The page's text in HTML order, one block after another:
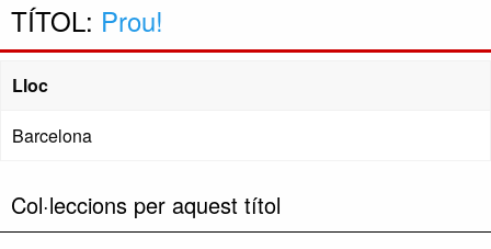
TÍTOL: Prou!
Lloc
Barcelona
Col·leccions per aquest títol